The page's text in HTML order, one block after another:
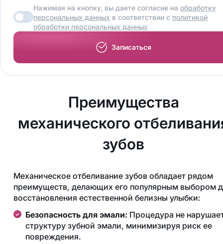
Нажимая на кнопку, вы даете согласие наобработку
персональных данных в соответствии с политикой
обработки персональных данных
Записаться
Преимущества
механического
зубов
Механическое отбеливание зубов обладает рядом
преимуществ, делающих его популярным выбором
восстановления естественной белизны улыбки:
Безопасность для эмали: Процедура не
структуру зубной эмали, минимизируя риск ее
повреждения.